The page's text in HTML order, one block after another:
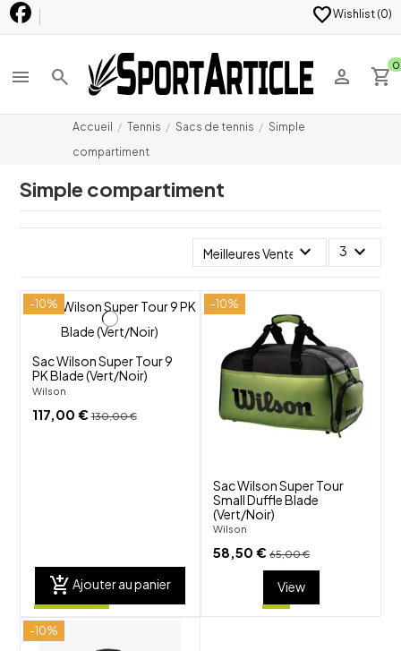
favoriteWishlist (0)
menu search person shopping_cart0
Accueil Tennis Sacs de tennis
Simple
compartiment
Simple compartiment
Meilleures Ventesexpand_more 3 expand_more
-10%
favorite_border
Sac Wilson Super Tour 9
PK Blade (Vert/Noir)
Wilson
117,00 €130,00 €
add_shopping_cart Ajouter au panier
-10%
favorite_border
visibility
Sac Wilson Super Tour
Small Duffle Blade
(Vert/Noir)
Wilson
58,50 € 65,00 €
View
-10%